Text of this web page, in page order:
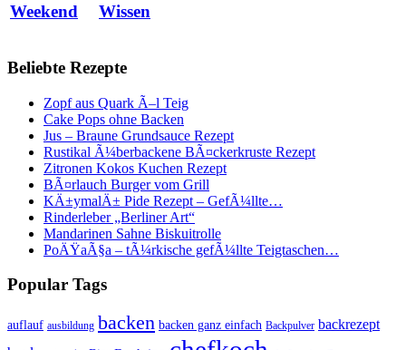
Weekend Wissen
Beliebte Rezepte
Zopf aus Quark Ã–l Teig
Cake Pops ohne Backen
Jus – Braune Grundsauce Rezept
Rustikal Ã¼berbackene BÃ¤ckerkruste Rezept
Zitronen Kokos Kuchen Rezept
BÃ¤rlauch Burger vom Grill
KÄ±ymalÄ± Pide Rezept – GefÃ¼llte…
Rinderleber „Berliner Art“
Mandarinen Sahne Biskuitrolle
PoÄŸaÃ§a – tÃ¼rkische gefÃ¼llte Teigtaschen…
Popular Tags
auflauf ausbildung backen backen ganz einfach Backpulver backrezept